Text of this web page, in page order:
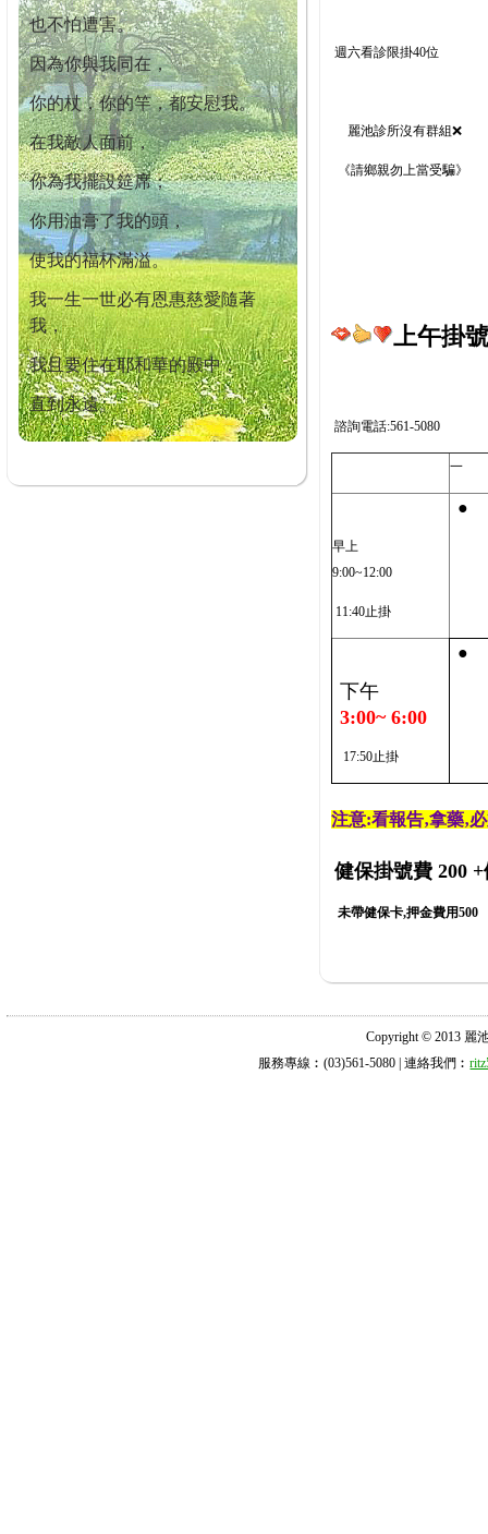
也不怕遭害。
因為你與我同在，
你的杖，你的竿，都安慰我。
在我敵人面前，
你為我擺設筵席；
你用油膏了我的頭，
使我的福杯滿溢。
我一生一世必有恩惠慈愛隨著
我，
我且要住在耶和華的殿中，
直到永遠。
週六看診限掛40位
麗池診所沒有群組❌
《請鄉親勿上當受騙》
上午掛
諮詢電話:561-5080
一
早上
9:00~12:00
11:40止掛
●
下午
3:00~ 6:00
17:50止掛
●
注意:看報告‚拿藥‚
健保掛號費 200 +
未帶健保卡,押金費用500
Copyright © 2013 麗
服務專線︰(03)561-5080 | 連絡我們︰